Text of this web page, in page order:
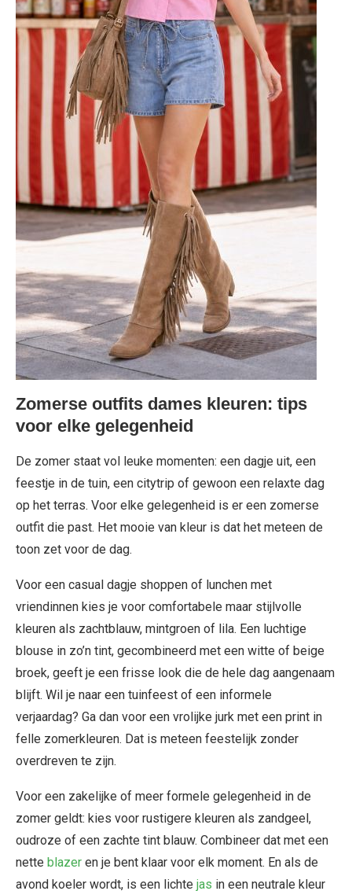
Zomerse outfits dames kleuren: tips
voor elke gelegenheid
De zomer staat vol leuke momenten: een dagje uit, een
feestje in de tuin, een citytrip of gewoon een relaxte dag
op het terras. Voor elke gelegenheid is er een zomerse
outfit die past. Het mooie van kleur is dat het meteen de
toon zet voor de dag.
Voor een casual dagje shoppen of lunchen met
vriendinnen kies je voor comfortabele maar stijlvolle
kleuren als zachtblauw, mintgroen of lila. Een luchtige
blouse in zo’n tint, gecombineerd met een witte of beige
broek, geeft je een frisse look die de hele dag aangenaam
blijft. Wil je naar een tuinfeest of een informele
verjaardag? Ga dan voor een vrolijke jurk met een print in
felle zomerkleuren. Dat is meteen feestelijk zonder
overdreven te zijn.
Voor een zakelijke of meer formele gelegenheid in de
zomer geldt: kies voor rustigere kleuren als zandgeel,
oudroze of een zachte tint blauw. Combineer dat met een
nette blazer en je bent klaar voor elk moment. En als de
avond koeler wordt, is een lichte jas in een neutrale kleur